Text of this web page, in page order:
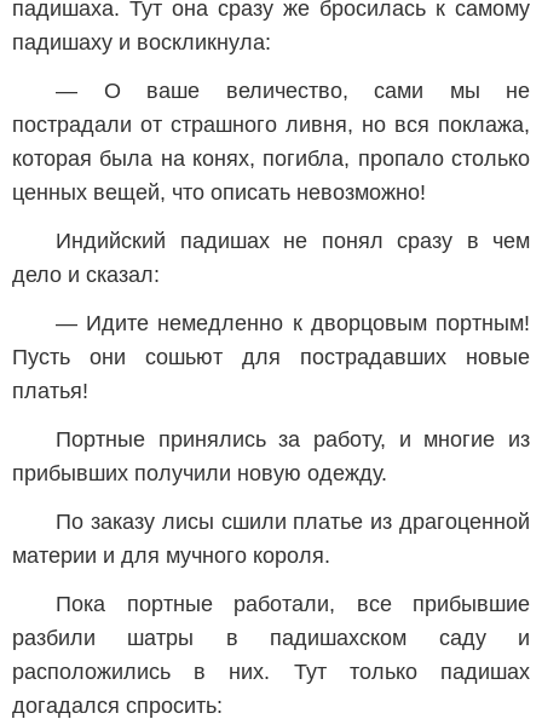
падишаха. Тут она сразу же бросилась к самому
падишаху и воскликнула:
— О ваше величество, сами мы не
пострадали от страшного ливня, но вся поклажа,
которая была на конях, погибла, пропало столько
ценных вещей, что описать невозможно!
Индийский падишах не понял сразу в чем
дело и сказал:
— Идите немедленно к дворцовым портным!
Пусть они сошьют для пострадавших новые
платья!
Портные принялись за работу, и многие из
прибывших получили новую одежду.
По заказу лисы сшили платье из драгоценной
материи и для мучного короля.
Пока портные работали, все прибывшие
разбили шатры в падишахском саду и
расположились в них. Тут только падишах
догадался спросить: